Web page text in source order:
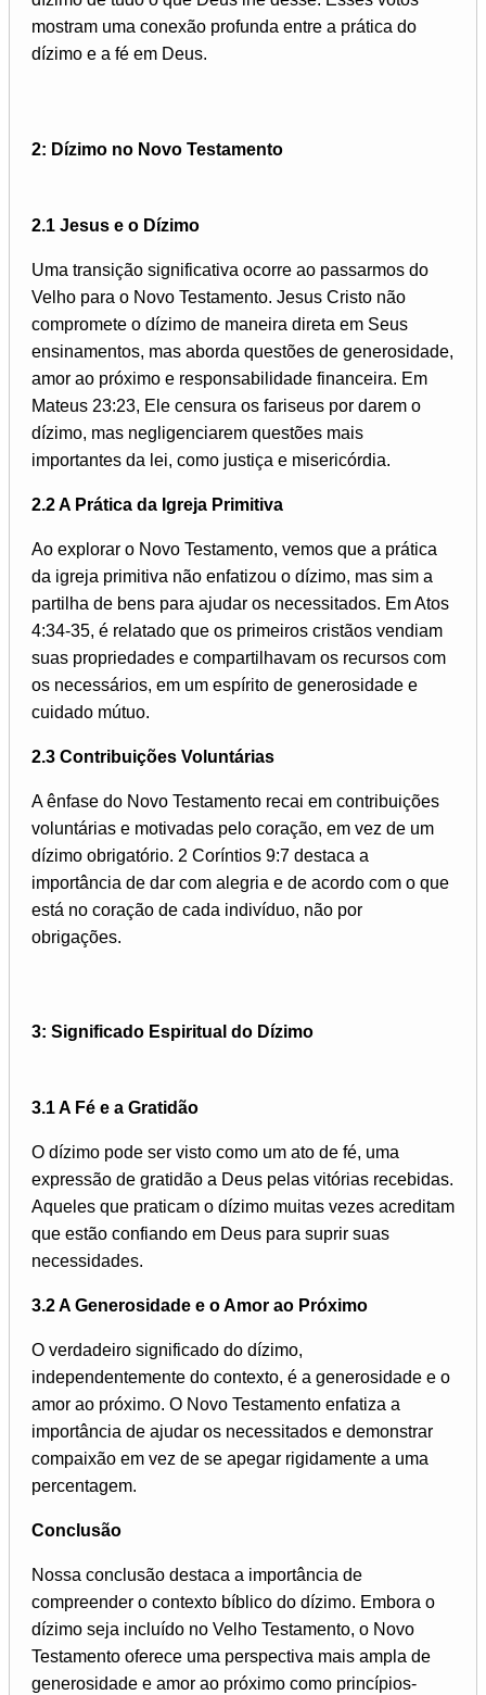
mostram uma conexão profunda entre a prática do
dízimo e a fé em Deus.
2: Dízimo no Novo Testamento
2.1 Jesus e o Dízimo
Uma transição significativa ocorre ao passarmos do
Velho para o Novo Testamento. Jesus Cristo não
compromete o dízimo de maneira direta em Seus
ensinamentos, mas aborda questões de generosidade,
amor ao próximo e responsabilidade financeira. Em
Mateus 23:23, Ele censura os fariseus por darem o
dízimo, mas negligenciarem questões mais
importantes da lei, como justiça e misericórdia.
2.2 A Prática da Igreja Primitiva
Ao explorar o Novo Testamento, vemos que a prática
da igreja primitiva não enfatizou o dízimo, mas sim a
partilha de bens para ajudar os necessitados. Em Atos
4:34-35, é relatado que os primeiros cristãos vendiam
suas propriedades e compartilhavam os recursos com
os necessários, em um espírito de generosidade e
cuidado mútuo.
2.3 Contribuições Voluntárias
A ênfase do Novo Testamento recai em contribuições
voluntárias e motivadas pelo coração, em vez de um
dízimo obrigatório. 2 Coríntios 9:7 destaca a
importância de dar com alegria e de acordo com o que
está no coração de cada indivíduo, não por
obrigações.
3: Significado Espiritual do Dízimo
3.1 A Fé e a Gratidão
O dízimo pode ser visto como um ato de fé, uma
expressão de gratidão a Deus pelas vitórias recebidas.
Aqueles que praticam o dízimo muitas vezes acreditam
que estão confiando em Deus para suprir suas
necessidades.
3.2 A Generosidade e o Amor ao Próximo
O verdadeiro significado do dízimo,
independentemente do contexto, é a generosidade e o
amor ao próximo. O Novo Testamento enfatiza a
importância de ajudar os necessitados e demonstrar
compaixão em vez de se apegar rigidamente a uma
percentagem.
Conclusão
Nossa conclusão destaca a importância de
compreender o contexto bíblico do dízimo. Embora o
dízimo seja incluído no Velho Testamento, o Novo
Testamento oferece uma perspectiva mais ampla de
generosidade e amor ao próximo como princípios-